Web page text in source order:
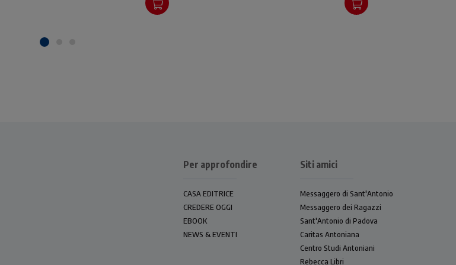
Filippo Neri.
Per approfondire
CASA EDITRICE
CREDERE OGGI
EBOOK
NEWS & EVENTI
Siti amici
Messaggero di Sant'Antonio
Messaggero dei Ragazzi
Sant'Antonio di Padova
Caritas Antoniana
Centro Studi Antoniani
Rebecca Libri